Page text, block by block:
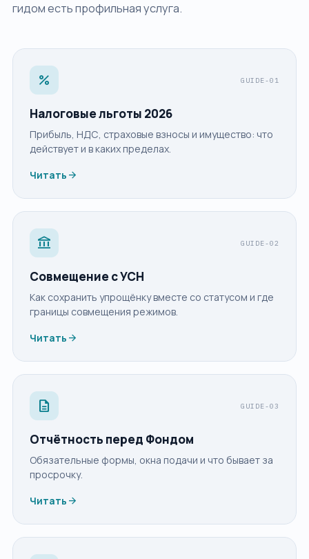
гидом есть профильная услуга.
percent GUIDE-01
Налоговые льготы 2026
Прибыль, НДС, страховые взносы и имущество: что
действует и в каких пределах.
Читать arrow_forward
account_balance GUIDE-02
Совмещение с УСН
Как сохранить упрощёнку вместе со статусом и где
границы совмещения режимов.
Читать arrow_forward
description GUIDE-03
Отчётность перед Фондом
Обязательные формы, окна подачи и что бывает за
просрочку.
Читать arrow_forward